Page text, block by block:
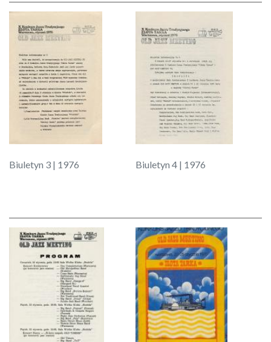
Biuletyn 3 | 1976 Biuletyn 4 | 1976